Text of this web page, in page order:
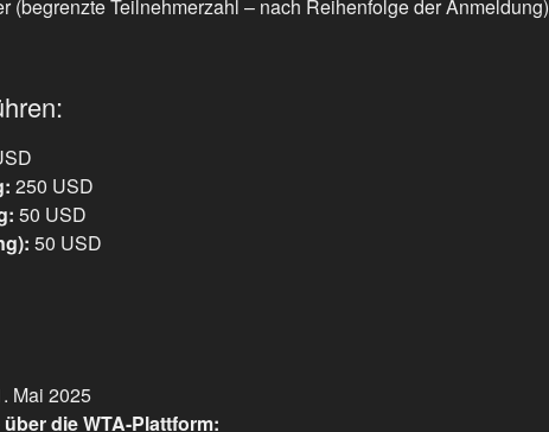
(begrenzte Teilnehmerzahl – nach Reihenfolge der Anmeldung)
250 USD
50 USD
50 USD
Mai 2025
die WTA-Plattform: